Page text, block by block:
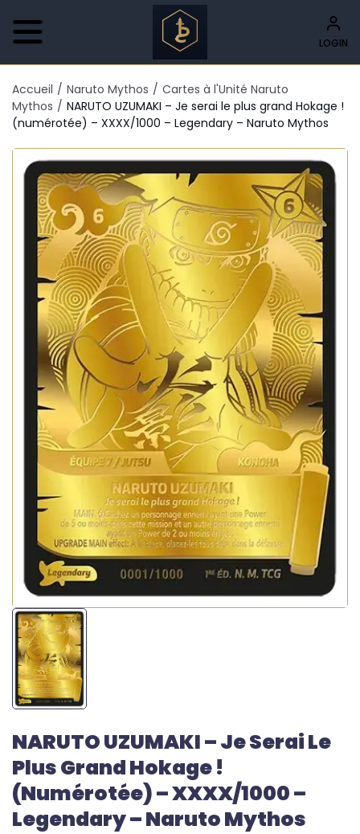
LOGIN
Accueil / Naruto Mythos / Cartes à l'Unité Naruto
Mythos / NARUTO UZUMAKI – Je serai le plus grand Hokage !
(numérotée) – XXXX/1000 – Legendary – Naruto Mythos
NARUTO UZUMAKI – Je Serai Le
Plus Grand Hokage !
(numérotée) – XXXX/1000 –
Legendary – Naruto Mythos